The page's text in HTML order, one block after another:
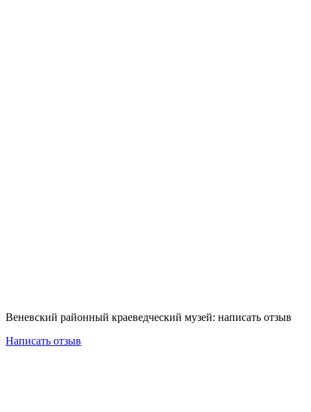
Веневский районный краеведческий музей: написать отзыв
Написать отзыв